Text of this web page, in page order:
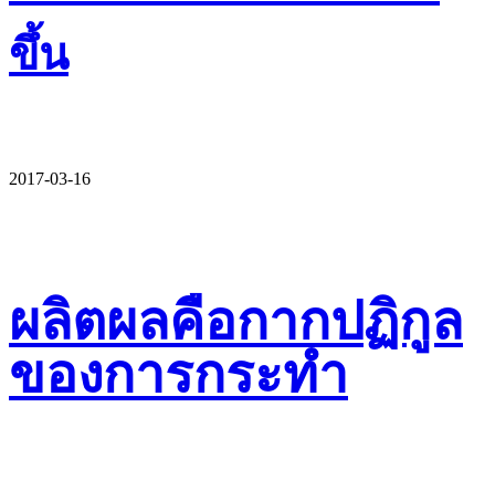
ขึ้น
2017-03-16
ผลิตผลคือกากปฏิกูล
ของการกระทำ